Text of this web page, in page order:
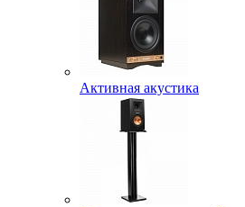
Активная акустика